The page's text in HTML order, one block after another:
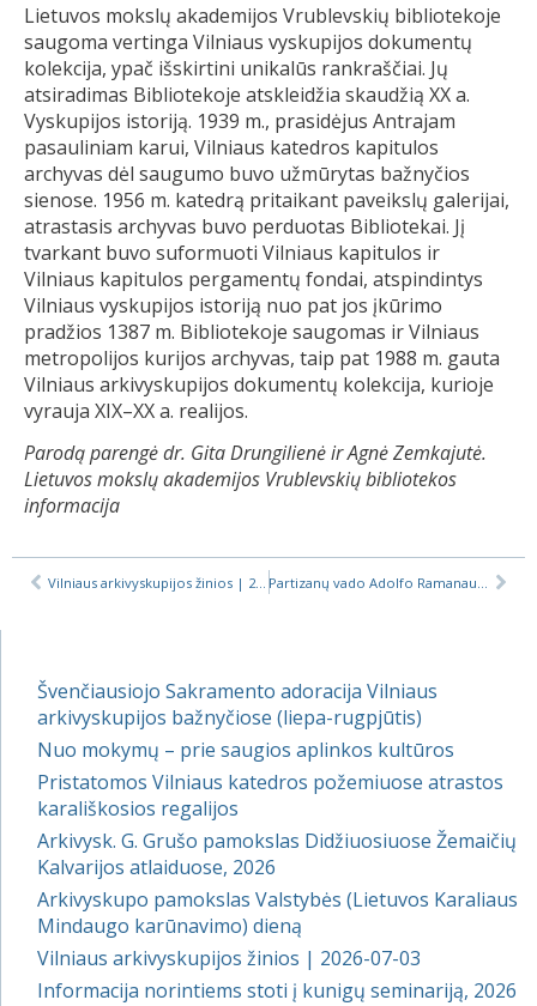
Lietuvos mokslų akademijos Vrublevskių bibliotekoje
saugoma vertinga Vilniaus vyskupijos dokumentų
kolekcija, ypač išskirtini unikalūs rankraščiai. Jų
atsiradimas Bibliotekoje atskleidžia skaudžią XX a.
Vyskupijos istoriją. 1939 m., prasidėjus Antrajam
pasauliniam karui, Vilniaus katedros kapitulos
archyvas dėl saugumo buvo užmūrytas bažnyčios
sienose. 1956 m. katedrą pritaikant paveikslų galerijai,
atrastasis archyvas buvo perduotas Bibliotekai. Jį
tvarkant buvo suformuoti Vilniaus kapitulos ir
Vilniaus kapitulos pergamentų fondai, atspindintys
Vilniaus vyskupijos istoriją nuo pat jos įkūrimo
pradžios 1387 m. Bibliotekoje saugomas ir Vilniaus
metropolijos kurijos archyvas, taip pat 1988 m. gauta
Vilniaus arkivyskupijos dokumentų kolekcija, kurioje
vyrauja XIX–XX a. realijos.
Parodą parengė dr. Gita Drungilienė ir Agnė Zemkajutė.
Lietuvos mokslų akademijos Vrublevskių bibliotekos
informacija
Švenčiausiojo Sakramento adoracija Vilniaus
arkivyskupijos bažnyčiose (liepa-rugpjūtis)
Nuo mokymų – prie saugios aplinkos kultūros
Pristatomos Vilniaus katedros požemiuose atrastos
karališkosios regalijos
Arkivysk. G. Grušo pamokslas Didžiuosiuose Žemaičių
Kalvarijos atlaiduose, 2026
Arkivyskupo pamokslas Valstybės (Lietuvos Karaliaus
Mindaugo karūnavimo) dieną
Vilniaus arkivyskupijos žinios | 2026-07-03
Informacija norintiems stoti į kunigų seminariją, 2026